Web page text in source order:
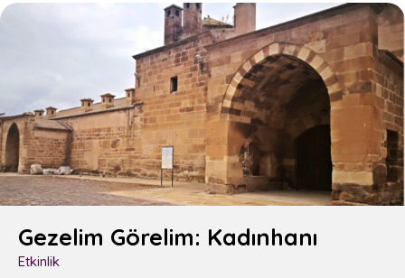
İLETİŞİM
SSS
Gezelim Görelim: Kadınhanı
Etkinlik